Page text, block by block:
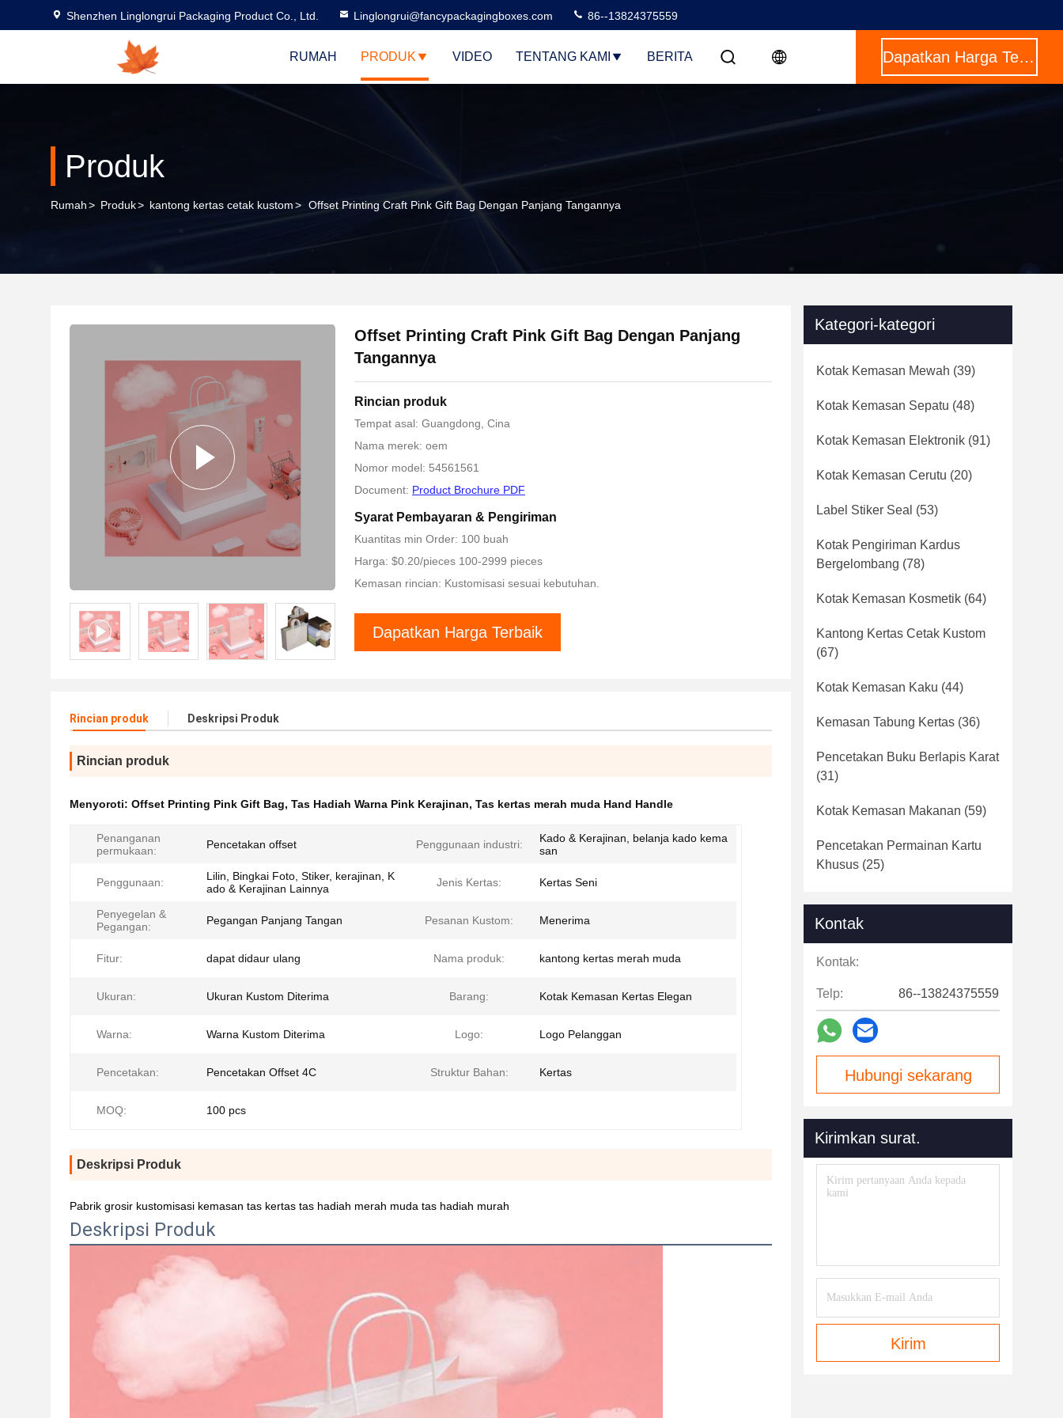
Shenzhen Linglongrui Packaging Product Co., Ltd. Linglongrui@fancypackagingboxes.com 86--13824375559
RUMAH PRODUK VIDEO TENTANG KAMI BERITA Dapatkan Harga Terbaik
Produk
Rumah> Produk> kantong kertas cetak kustom> Offset Printing Craft Pink Gift Bag Dengan Panjang Tangannya
Offset Printing Craft Pink Gift Bag Dengan Panjang
Tangannya
Rincian produk
Tempat asal: Guangdong, Cina
Nama merek: oem
Nomor model: 54561561
Document: Product Brochure PDF
Syarat Pembayaran & Pengiriman
Kuantitas min Order: 100 buah
Harga: $0.20/pieces 100-2999 pieces
Kemasan rincian: Kustomisasi sesuai kebutuhan.
Dapatkan Harga Terbaik
Rincian produk Deskripsi Produk
Rincian produk
Menyoroti: Offset Printing Pink Gift Bag, Tas Hadiah Warna Pink Kerajinan, Tas kertas merah muda Hand Handle
Penanganan
permukaan:
Pencetakan offset Penggunaan industri:
Kado & Kerajinan, belanja kado kema
san
Penggunaan:
Lilin, Bingkai Foto, Stiker, kerajinan, K
ado & Kerajinan Lainnya
Jenis Kertas: Kertas Seni
Penyegelan &
Pegangan:
Pegangan Panjang Tangan Pesanan Kustom: Menerima
Fitur: dapat didaur ulang Nama produk: kantong kertas merah muda
Ukuran: Ukuran Kustom Diterima Barang: Kotak Kemasan Kertas Elegan
Warna: Warna Kustom Diterima Logo: Logo Pelanggan
Pencetakan: Pencetakan Offset 4C Struktur Bahan: Kertas
MOQ: 100 pcs
Deskripsi Produk
Pabrik grosir kustomisasi kemasan tas kertas tas hadiah merah muda tas hadiah murah
Deskripsi Produk
Kategori-kategori
Kotak Kemasan Mewah (39)
Kotak Kemasan Sepatu (48)
Kotak Kemasan Elektronik (91)
Kotak Kemasan Cerutu (20)
Label Stiker Seal (53)
Kotak Pengiriman Kardus
Bergelombang (78)
Kotak Kemasan Kosmetik (64)
Kantong Kertas Cetak Kustom
(67)
Kotak Kemasan Kaku (44)
Kemasan Tabung Kertas (36)
Pencetakan Buku Berlapis Karat
(31)
Kotak Kemasan Makanan (59)
Pencetakan Permainan Kartu
Khusus (25)
Kontak
Kontak:
Telp: 86--13824375559
Hubungi sekarang
Kirimkan surat.
Kirim